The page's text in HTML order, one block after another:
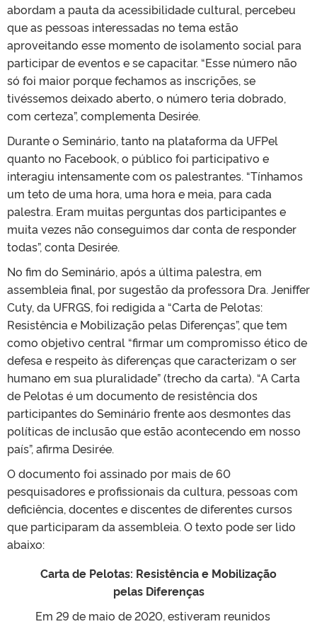
abordam a pauta da acessibilidade cultural, percebeu
que as pessoas interessadas no tema estão
aproveitando esse momento de isolamento social para
participar de eventos e se capacitar. “Esse número não
só foi maior porque fechamos as inscrições, se
tivéssemos deixado aberto, o número teria dobrado,
com certeza”, complementa Desirée.
Durante o Seminário, tanto na plataforma da UFPel
quanto no Facebook, o público foi participativo e
interagiu intensamente com os palestrantes. “Tínhamos
um teto de uma hora, uma hora e meia, para cada
palestra. Eram muitas perguntas dos participantes e
muita vezes não conseguimos dar conta de responder
todas”, conta Desirée.
No fim do Seminário, após a última palestra, em
assembleia final, por sugestão da professora Dra. Jeniffer
Cuty, da UFRGS, foi redigida a “Carta de Pelotas:
Resistência e Mobilização pelas Diferenças”, que tem
como objetivo central “firmar um compromisso ético de
defesa e respeito às diferenças que caracterizam o ser
humano em sua pluralidade” (trecho da carta). “A Carta
de Pelotas é um documento de resistência dos
participantes do Seminário frente aos desmontes das
políticas de inclusão que estão acontecendo em nosso
país”, afirma Desirée.
O documento foi assinado por mais de 60
pesquisadores e profissionais da cultura, pessoas com
deficiência, docentes e discentes de diferentes cursos
que participaram da assembleia. O texto pode ser lido
abaixo:
Carta de Pelotas: Resistência e Mobilização
pelas Diferenças
Em 29 de maio de 2020, estiveram reunidos